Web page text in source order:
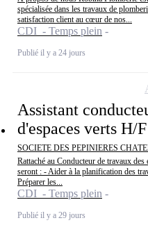
spécialisée dans les travaux de
satisfaction client au cœur de nos...
CDI - Temps plein
Publié il y a 24 jours
Assistant
d'espaces verts H/
SOCIETE DES PEPINIERES
Rattaché au Conducteur de travaux
seront : - Aider à la planification des
Préparer les...
CDI - Temps plein
Publié il y a 29 jours